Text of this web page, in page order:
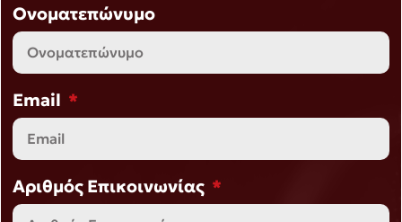
Ονοματεπώνυμο
Email
Αριθμός Επικοινωνίας